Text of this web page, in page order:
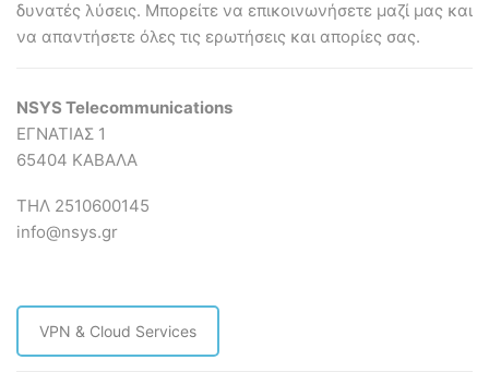
δυνατές λύσεις. Mπορείτε να επικοινωνήσετε μαζί μας και
να απαντήσετε όλες τις ερωτήσεις και απορίες σας.
NSYS Telecommunications
ΕΓΝΑΤΙΑΣ 1
65404 ΚΑΒΑΛΑ
ΤΗΛ 2510600145
info@nsys.gr
VPN & Cloud Services